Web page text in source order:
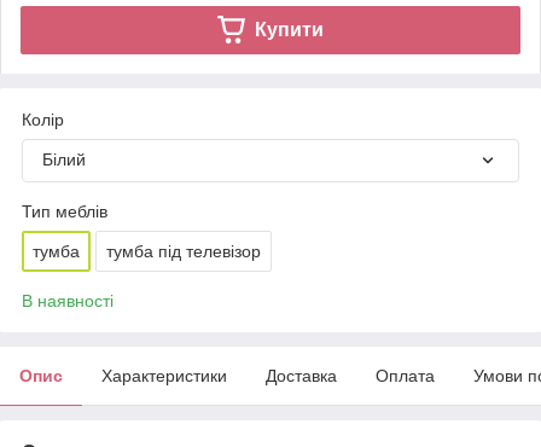
Купити
Колір
Білий
Тип меблів
тумба тумба під телевізор
В наявності
Опис Характеристики Доставка Оплата Умови